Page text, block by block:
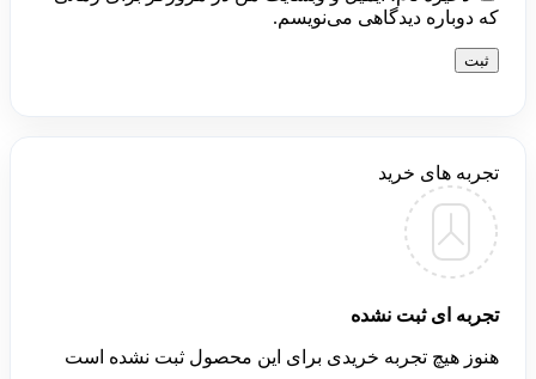
که دوباره دیدگاهی می‌نویسم.
تجربه های خرید
تجربه ای ثبت نشده
هنوز هیچ تجربه خریدی برای این محصول ثبت نشده است